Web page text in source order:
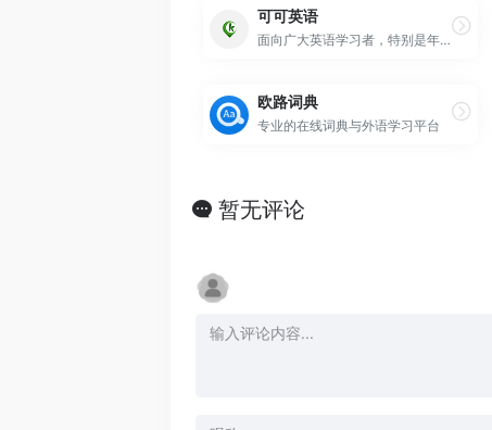
可可英语
面向广大英语学习者，特别是年轻用户的综合性英语学习网站
欧路词典
专业的在线词典与外语学习平台
暂无评论